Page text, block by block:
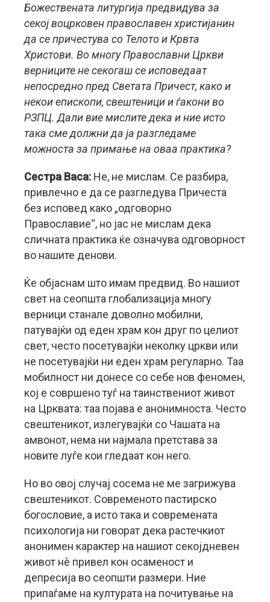
Божествената литургија предвидува за
секој воцрковен православен христијанин
да се причестува со Телото и Крвта
Христови. Во многу Православни Цркви
верниците не секогаш се исповедаат
непосредно пред Светата Причест, како и
некои епископи, свештеници и ѓакони во
РЗПЦ. Дали вие мислите дека и ние исто
така сме должни да ја разгледаме
можноста за примање на оваа практика?
Сестра Васа: Не, не мислам. Се разбира,
привлечно е да се разгледува Причеста
без исповед како „одговорно
Православие“, но јас не мислам дека
сличната практика ќе означува одговорност
во нашите денови.
Ќе објаснам што имам предвид. Во нашиот
свет на сеопшта глобализација многу
верници станале доволно мобилни,
патувајќи од еден храм кон друг по целиот
свет, често посетувајќи неколку цркви или
не посетувајќи ни еден храм регуларно. Таа
мобилност ни донесе со себе нов феномен,
кој е совршено туѓ на таинствениот живот
на Црквата: таа појава е анонимноста. Често
свештеникот, излегувајќи со Чашата на
амвонот, нема ни најмала претстава за
новите луѓе кои гледаат кон него.
Но во овој случај сосема не ме загрижува
свештеникот. Современото пастирско
богословие, а исто така и современата
психологија ни говорат дека растечкиот
анонимен карактер на нашиот секојдневен
живот нè привел кон осаменост и
депресија во сеопшти размери. Ние
припаѓаме на културата на почитување на